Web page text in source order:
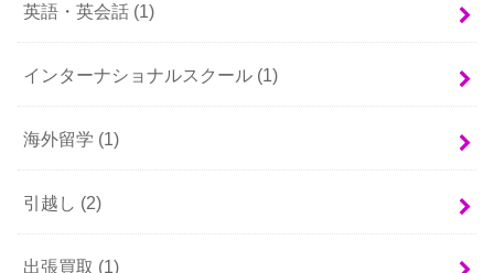
英語・英会話 (1)
インターナショナルスクール (1)
海外留学 (1)
引越し (2)
出張買取 (1)